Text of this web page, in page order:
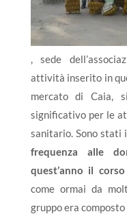
, sede
attività inserito in
mercato di Caia,
significativo per le
sanitario. Sono
frequenza alle
quest’anno il
come ormai da
gruppo era